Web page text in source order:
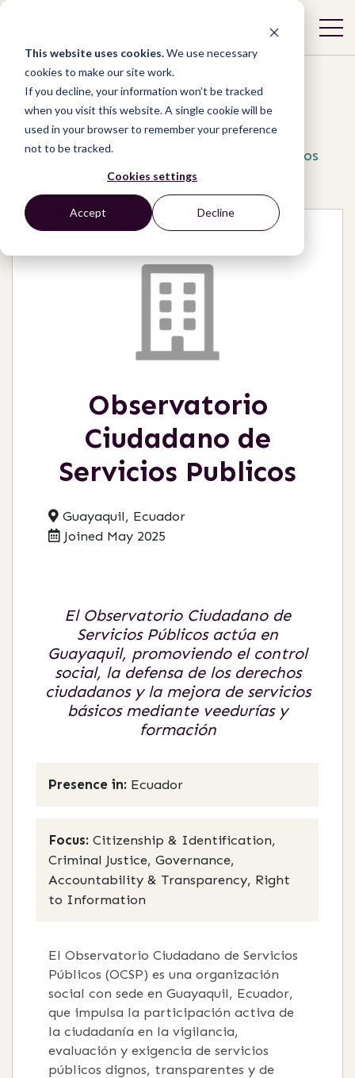
This website uses cookies.We use necessary
cookies to make our site work.
If you decline, your information won’t be tracked
when you visit this website. A single cookie will be
used in your browser to remember your preference
not to be tracked.
Cookies settings
Accept Decline
Network / Organizations /
Observatorio Ciudadano de Servicios Publicos
Observatorio
Ciudadano de
Servicios Publicos
Guayaquil, Ecuador
Joined May 2025
El Observatorio Ciudadano de
Servicios Públicos actúa en
Guayaquil, promoviendo el control
social, la defensa de los derechos
ciudadanos y la mejora de servicios
básicos mediante veedurías y
formación
Presence in: Ecuador
Focus: Citizenship & Identification,
Criminal Justice, Governance,
Accountability & Transparency, Right
to Information
El Observatorio Ciudadano de Servicios
Públicos (OCSP) es una organización
social con sede en Guayaquil, Ecuador,
que impulsa la participación activa de
la ciudadanía en la vigilancia,
evaluación y exigencia de servicios
públicos dignos, transparentes y de